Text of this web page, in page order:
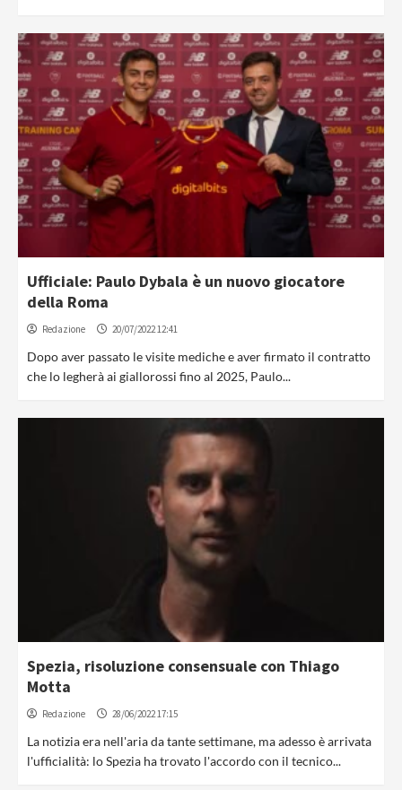
Ufficiale: Paulo Dybala è un nuovo giocatore
della Roma
Redazione 20/07/2022 12:41
Dopo aver passato le visite mediche e aver firmato il contratto
che lo legherà ai giallorossi fino al 2025, Paulo...
Spezia, risoluzione consensuale con Thiago
Motta
Redazione 28/06/2022 17:15
La notizia era nell'aria da tante settimane, ma adesso è arrivata
l'ufficialità: lo Spezia ha trovato l'accordo con il tecnico...